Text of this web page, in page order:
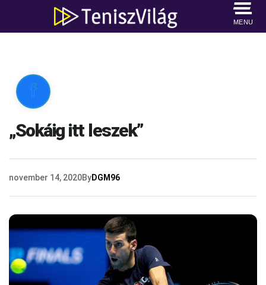
MENU

„Sokáig itt leszek”
november 14, 2020ByDGM96